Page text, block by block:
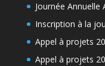
Journée Annuelle
Inscription à la
Appel à projets
Appel à projets